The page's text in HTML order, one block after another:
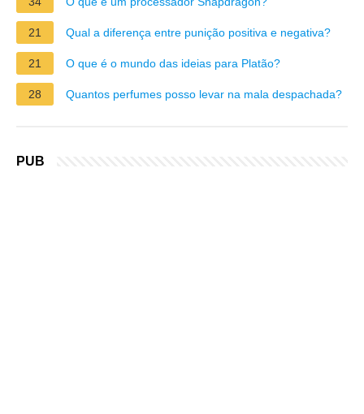
21 Qual a diferença entre punição positiva e negativa?
21 O que é o mundo das ideias para Platão?
28 Quantos perfumes posso levar na mala despachada?
PUB